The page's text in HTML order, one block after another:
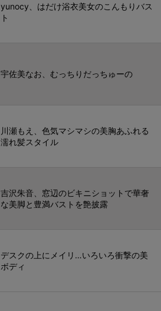
yunocy、はだけ浴衣美女のこんもりバス
ト
宇佐美なお、むっちりだっちゅーの
川瀬もえ、色気マシマシの美胸あふれる
濡れ髪スタイル
吉沢朱音、窓辺のビキニショットで華奢
な美脚と豊満バストを艶披露
デスクの上にメイリ…いろいろ衝撃の美
ボディ